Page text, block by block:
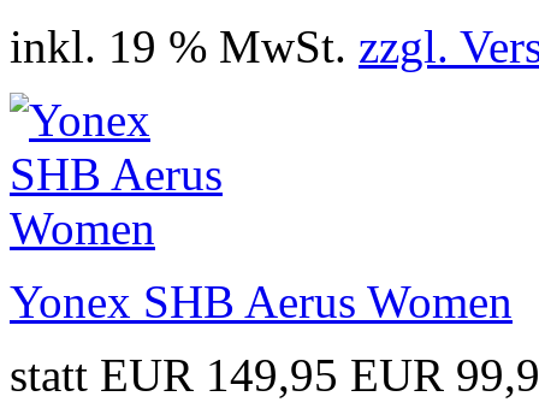
inkl. 19 % MwSt. zzgl.
Yonex SHB Aerus Women
statt EUR 149,95 EUR